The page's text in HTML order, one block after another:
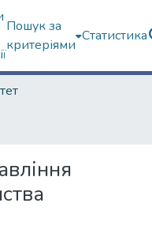
Пошук за
критеріями
Статистика